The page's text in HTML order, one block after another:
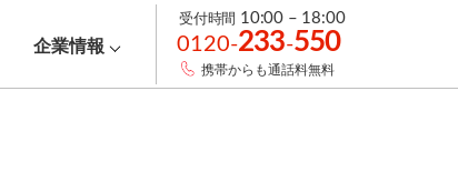
企業情報
受付時間 10:00 – 18:00
0120-233-550
携帯からも通話料無料